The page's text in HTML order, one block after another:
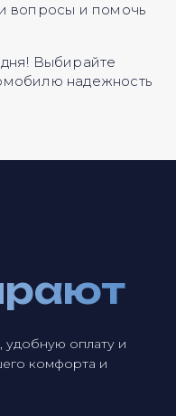
вопросы и помочь
Выбирайте
надежность
удобную оплату и
комфорта и